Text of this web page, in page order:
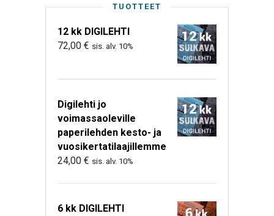
TUOTTEET
12 kk DIGILEHTI
72,00 € sis. alv. 10%
Digilehti jo
voimassaoleville
paperilehden kesto- ja
vuosikertatilaajillemme
24,00 € sis. alv. 10%
6 kk DIGILEHTI